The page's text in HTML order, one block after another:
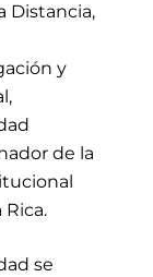
Distancia,
y
de la
se